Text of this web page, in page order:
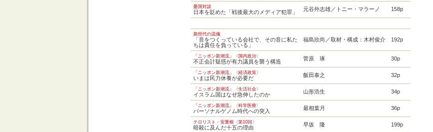
憂国対談
日本を貶めた「戦後最大のメディア犯罪」 元谷外志雄／トニー・マラーノ 158p
新世代の流儀
「音をつくっている会社で、その音に私た
ちは責任を負っている」
福島欣尚／取材・構成：木村俊介 192p
「ニッポン新潮流」〈国内政治〉
不正会計疑惑が有力議員を襲う構造 菅原 琢 30p
「ニッポン新潮流」〈経済政策〉
いまは民力休養が必要だ 飯田泰之 32p
「ニッポン新潮流」〈生活社会〉
イスラム国はなぜ急伸したのか 山形浩生 34p
「ニッポン新潮流」〈科学医療〉
パーソナルゲノム時代への突入 最相葉月 36p
テロリスト・安重根〈第10回〉
暗殺に及んだ十五の理由 早坂 隆 199p